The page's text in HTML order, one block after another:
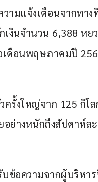
ามแจ้งเตือนจากทา
เงินจำนวน 6,388 ห
เดือนพฤษภาคมปี
รั้งใหญ่จาก 125 กิโ
ย่างหนักถึงสัปดาห์ล
ข้อความจากผู้บริหา